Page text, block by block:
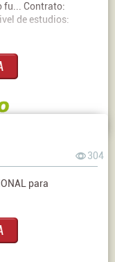
fu... Contrato:
de estudios:
304
para